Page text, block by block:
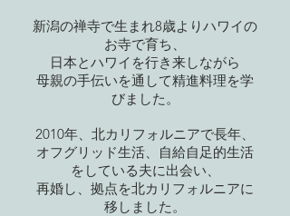
新潟の禅寺で生まれ8歳よりハワイの
お寺で育ち、
日本とハワイを行き来しながら
母親の手伝いを通して精進料理を学
びました。
2010年、北カリフォルニアで長年、
オフグリッド生活、自給自足的生活
をしている夫に出会い、
再婚し、拠点を北カリフォルニアに
移しました。